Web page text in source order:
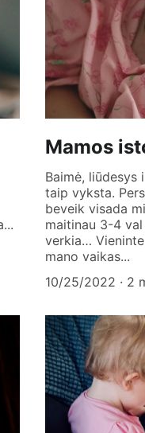
Mamos
Baimė, liūdesys
taip vyksta.
beveik visada
maitinau 3-4
verkia…
mano vaikas...
10/25/2022
2